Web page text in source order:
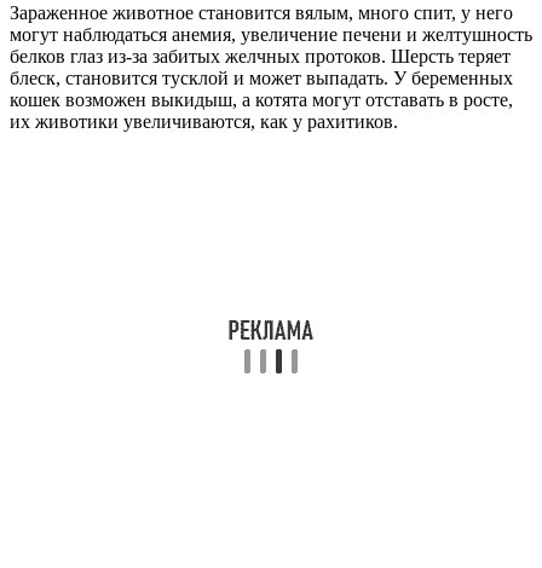
Зараженное животное становится вялым, много спит, у него
могут наблюдаться анемия, увеличение печени и желтушность
белков глаз из-за забитых желчных протоков. Шерсть теряет
блеск, становится тусклой и может выпадать. У беременных
кошек возможен выкидыш, а котята могут отставать в росте,
их животики увеличиваются, как у рахитиков.